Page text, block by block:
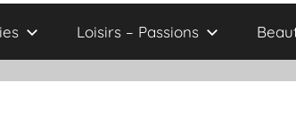
Loisirs – Passions